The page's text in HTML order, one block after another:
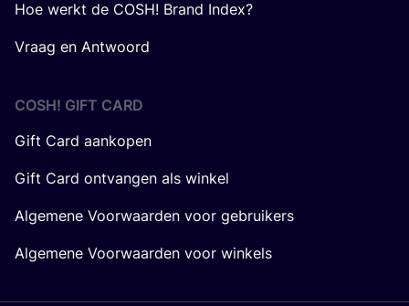
Hoe werkt de COSH! Brand Index?
Vraag en Antwoord
COSH! GIFT CARD
Gift Card aankopen
Gift Card ontvangen als winkel
Algemene Voorwaarden voor gebruikers
Algemene Voorwaarden voor winkels